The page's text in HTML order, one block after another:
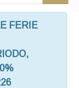
FERIE